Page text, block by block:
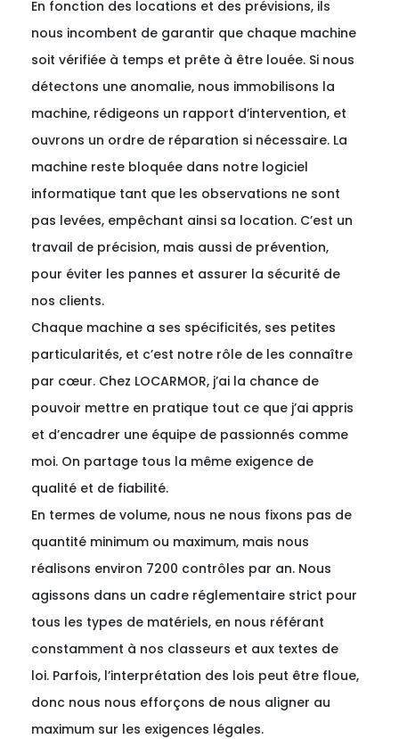
En fonction des locations et des prévisions, ils
nous incombent de garantir que chaque machine
soit vérifiée à temps et prête à être louée. Si nous
détectons une anomalie, nous immobilisons la
machine, rédigeons un rapport d’intervention, et
ouvrons un ordre de réparation si nécessaire. La
machine reste bloquée dans notre logiciel
informatique tant que les observations ne sont
pas levées, empêchant ainsi sa location. C’est un
travail de précision, mais aussi de prévention,
pour éviter les pannes et assurer la sécurité de
nos clients.
Chaque machine a ses spécificités, ses petites
particularités, et c’est notre rôle de les connaître
par cœur. Chez LOCARMOR, j’ai la chance de
pouvoir mettre en pratique tout ce que j’ai appris
et d’encadrer une équipe de passionnés comme
moi. On partage tous la même exigence de
qualité et de fiabilité.
En termes de volume, nous ne nous fixons pas de
quantité minimum ou maximum, mais nous
réalisons environ 7200 contrôles par an. Nous
agissons dans un cadre réglementaire strict pour
tous les types de matériels, en nous référant
constamment à nos classeurs et aux textes de
loi. Parfois, l’interprétation des lois peut être floue,
donc nous nous efforçons de nous aligner au
maximum sur les exigences légales.